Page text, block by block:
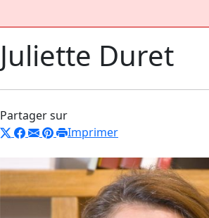
Juliette Duret
Partager sur
Imprimer